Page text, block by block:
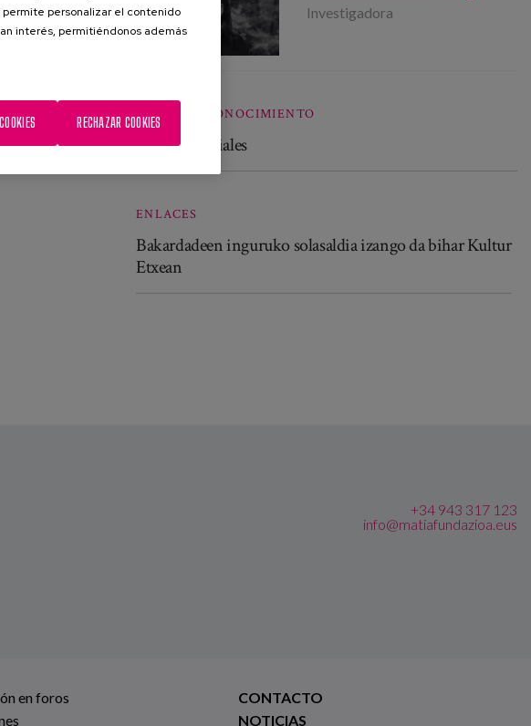
Investigadora
LINEA DE CONOCIMIENTO
Políticas sociales
ENLACES
Bakardadeen inguruko solasaldia izango da bihar Kultur
Etxean
+34 943 317 123
info@matiafundazioa.eus
en foros
CONTACTO
NOTICIAS
personalizar el contenido
interés, permitiéndonos además
RECHAZAR COOKIES